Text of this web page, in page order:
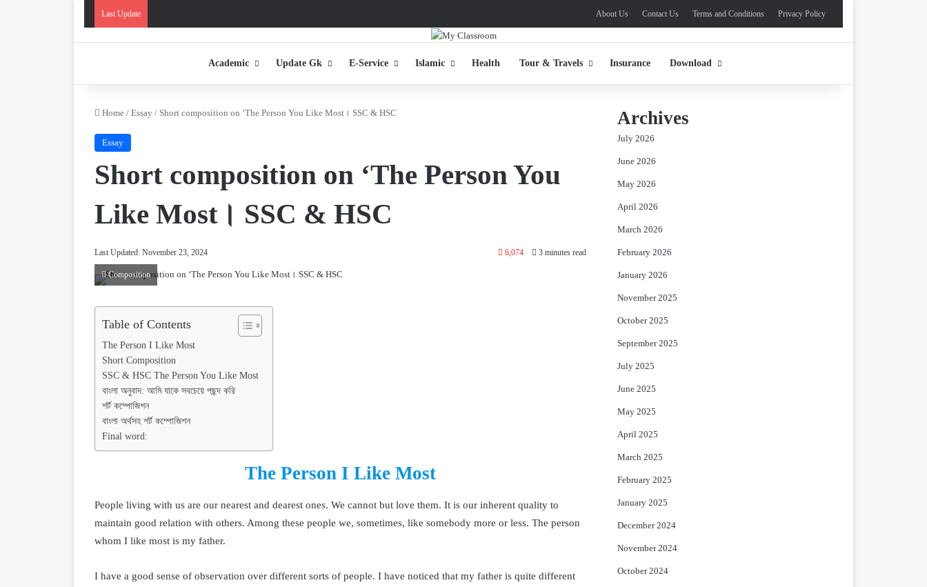
Last Update About Us Contact Us Terms and Conditions Privacy Policy
Academic Update Gk E-Service Islamic Health Tour & Travels Insurance Download
Home / Essay / Short composition on ‘The Person You Like Most। SSC & HSC
Essay
Short composition on ‘The Person You
Like Most। SSC & HSC
Last Updated: November 23, 2024 6,074 3 minutes read
Composition
Table of Contents
The Person I Like Most
Short Composition
SSC & HSC The Person You Like Most
বাংলা অনুবাদ: আমি যাকে সবচেয়ে পছন্দ করি
শর্ট কম্পোজিশন
বাংলা অর্থসহ শর্ট কম্পোজিশন
Final word:
The Person I Like Most
People living with us are our nearest and dearest ones. We cannot but love them. It is our inherent quality to
maintain good relation with others. Among these people we, sometimes, like somebody more or less. The person
whom I like most is my father.
I have a good sense of observation over different sorts of people. I have noticed that my father is quite different
Archives
July 2026
June 2026
May 2026
April 2026
March 2026
February 2026
January 2026
November 2025
October 2025
September 2025
July 2025
June 2025
May 2025
April 2025
March 2025
February 2025
January 2025
December 2024
November 2024
October 2024